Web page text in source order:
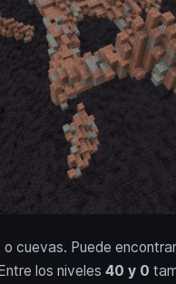
cuevas. Puede
los niveles 40 y 0